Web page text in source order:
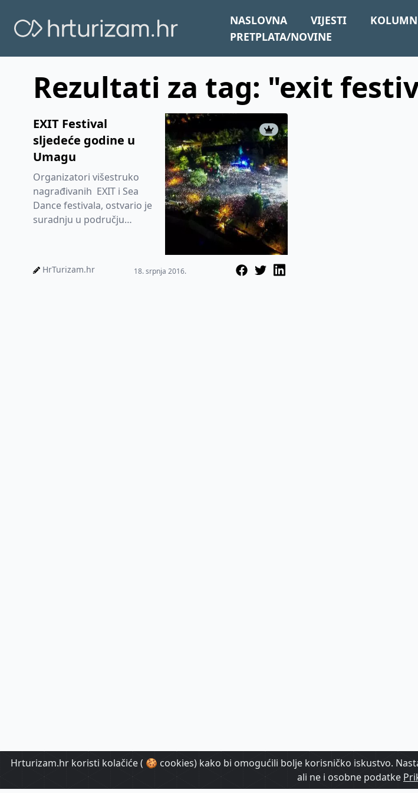
NASLOVNA VIJESTI
PRETPLATA/NOVINE
Rezultati za tag: "exit
EXIT Festival
sljedeće godine u
Umagu
Organizatori višestruko
nagrađivanih EXIT i Sea
Dance festivala, ostvario je
suradnju u području
HrTurizam.hr 18. srpnja 2016.
Hrturizam.hr koristi kolačiće ( 🍪 cookies) kako bi omogućili bolje korisničko iskustvo.
ali ne i osobne podatke